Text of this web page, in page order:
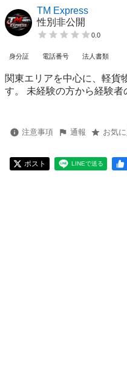
TM Express
性別非公開
0.0
身分証 電話番号 法人書類
関東エリアを中心に、軽貨
す。 未経験の方から経験者
注意事項 通報 お気
ポスト LINEで送る